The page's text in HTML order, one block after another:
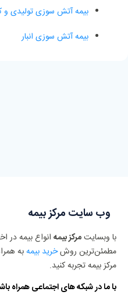
بیمه آتش سوزی تولیدی و
بیمه آتش سوزی انبار
وب سایت مرکز بیمه
با وبسایتمرکز بیمه انواع بیمه در
مطمئن‌ترین روشخرید بیمهبه
مرکز بیمه تجربه کنید.
با ما در شبکه های اجتماعی همراه